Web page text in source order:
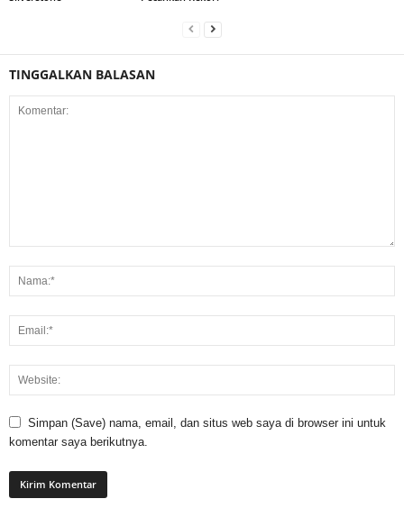
TINGGALKAN BALASAN
Simpan (Save) nama, email, dan situs web saya di browser ini untuk
komentar saya berikutnya.